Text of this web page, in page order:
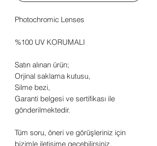
Photochromic Lenses
%100 UV KORUMALI
Satın alınan ürün;
Orjinal saklama kutusu,
Silme bezi,
Garanti belgesi ve sertifikası ile
gönderilmektedir.
Tüm soru, öneri ve görüşleriniz için
bizimle iletişime geçebilirsiniz.